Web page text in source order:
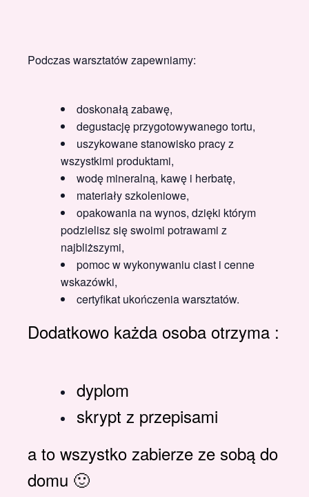
Podczas warsztatów zapewniamy:
doskonałą zabawę,
degustację przygotowywanego tortu,
uszykowane stanowisko pracy z
wszystkimi produktami,
wodę mineralną, kawę i herbatę,
materiały szkoleniowe,
opakowania na wynos, dzięki którym
podzielisz się swoimi potrawami z
najbliższymi,
pomoc w wykonywaniu ciast i cenne
wskazówki,
certyfikat ukończenia warsztatów.
Dodatkowo każda osoba otrzyma :
dyplom
skrypt z przepisami
a to wszystko zabierze ze sobą do
domu 🙂